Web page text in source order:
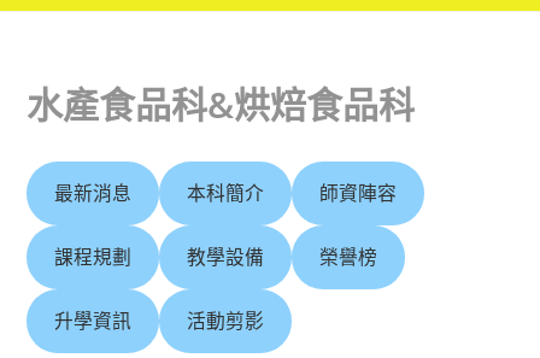
水產食品科&烘焙食品科
最新消息 本科簡介 師資陣容
課程規劃 教學設備 榮譽榜
升學資訊 活動剪影